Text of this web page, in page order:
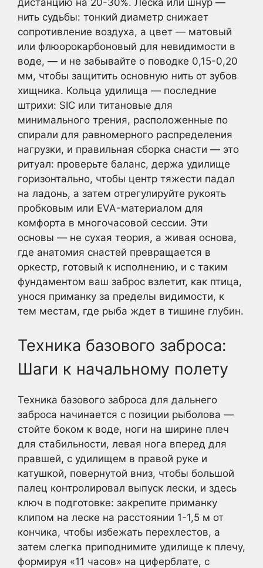
дистанцию на 20-30%. Леска или шнур —
нить судьбы: тонкий диаметр снижает
сопротивление воздуха, а цвет — матовый
или флюорокарбоновый для невидимости в
воде, — и не забывайте о поводке 0,15-0,20
мм, чтобы защитить основную нить от зубов
хищника. Кольца удилища — последние
штрихи: SIC или титановые для
минимального трения, расположенные по
спирали для равномерного распределения
нагрузки, и правильная сборка снасти — это
ритуал: проверьте баланс, держа удилище
горизонтально, чтобы центр тяжести падал
на ладонь, а затем отрегулируйте рукоять
пробковым или EVA-материалом для
комфорта в многочасовой сессии. Эти
основы — не сухая теория, а живая основа,
где анатомия снастей превращается в
оркестр, готовый к исполнению, и с таким
фундаментом ваш заброс взлетит, как птица,
унося приманку за пределы видимости, к
тем местам, где рыба ждет в тишине глубин.
Техника базового заброса:
Шаги к начальному полету
Техника базового заброса для дальнего
заброса начинается с позиции рыболова —
стойте боком к воде, ноги на ширине плеч
для стабильности, левая нога вперед для
правшей, с удилищем в правой руке и
катушкой, повернутой вниз, чтобы большой
палец контролировал выпуск лески, и здесь
ключ в подготовке: закрепите приманку
клипом на леске на расстоянии 1-1,5 м от
кончика, чтобы избежать перехлестов, а
затем слегка приподнимите удилище к плечу,
формируя «11 часов» на циферблате, с